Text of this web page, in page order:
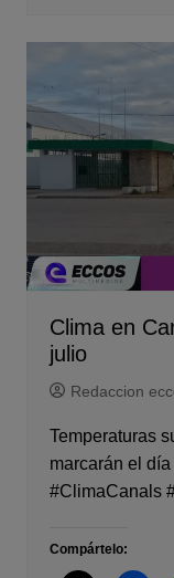
Clima en
julio
Redaccion
Temperaturas
marcarán el
#ClimaCanals
Compártelo: